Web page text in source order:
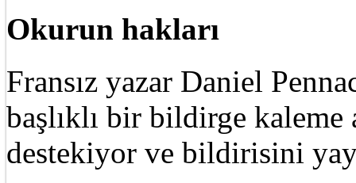
Okurun hakları
Fransız yazar Daniel
başlıklı bir bildirge kaleme
destekiyor ve bildirisini